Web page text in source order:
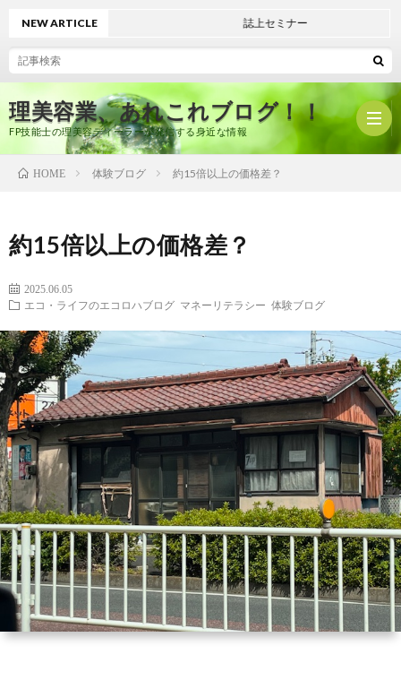
理美容業、あれこれブログ！！
FP技能士の理美容ディーラーが発信する身近な情報
フ
ィ
ー
ル
限
会
社
エ
コ・
ラ
美
容
室
HAIR-
DO
在
宅・
施
設
訪
NEW ARTICLE 誌上セミナー
HOME 体験ブログ 約15倍以上の価格差？
約15倍以上の価格差？
2025.06.05
エコ・ライフのエコロハブログ マネーリテラシー 体験ブログ